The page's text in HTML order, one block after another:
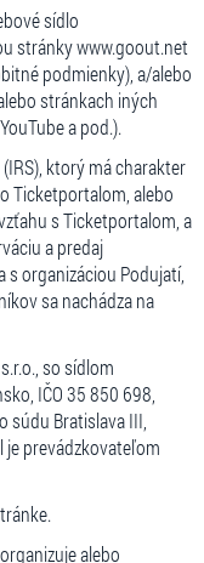
sídlo
stránky www.goout.net
podmienky), a/alebo
stránkach iných
a pod.).
ktorý má charakter
Ticketportalom, alebo
s Ticketportalom, a
a predaj
s organizáciou Podujatí,
sa nachádza na
so sídlom
IČO 35 850 698,
Bratislava III,
je prevádzkovateľom
alebo